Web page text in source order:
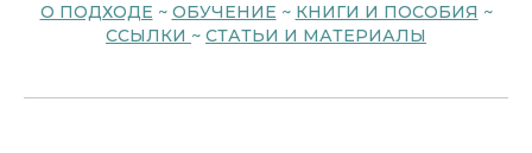
О ПОДХОДЕ ~ ОБУЧЕНИЕ ~ КНИГИ И ПОСОБИЯ ~
ССЫЛКИ ~ СТАТЬИ И МАТЕРИАЛЫ